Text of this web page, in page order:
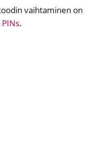
vaihtaminen on
.